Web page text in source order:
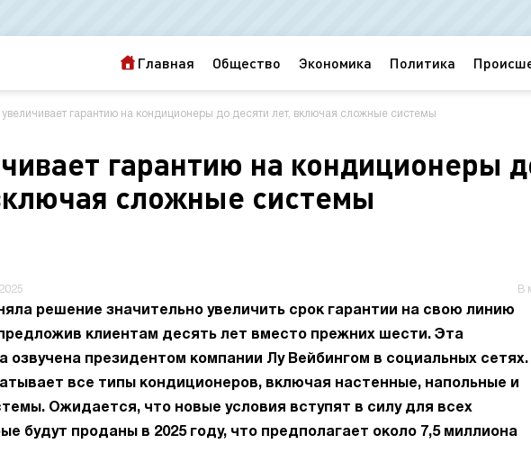
Главная Общество Экономика Политика
увеличивает гарантию на кондиционеры до десяти лет, включая сложные системы
гарантию на кондиционеры
сложные системы
В
решение значительно увеличить срок гарантии на свою линию
клиентам десять лет вместо прежних шести. Эта
озвучена президентом компании Лу Вейбингом в социальных сетях.
все типы кондиционеров, включая настенные, напольные и
Ожидается, что новые условия вступят в силу для всех
будут проданы в 2025 году, что предполагает около 7,5 миллиона